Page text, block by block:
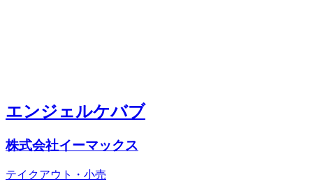
エンジェルケバブ
株式会社イーマックス
テイクアウト・小売